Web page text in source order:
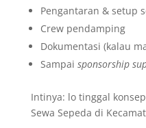
Pengantaran & setup
Crew pendamping
Dokumentasi (kalau
Sampai sponsorship
Intinya: lo tinggal
Sewa Sepeda di